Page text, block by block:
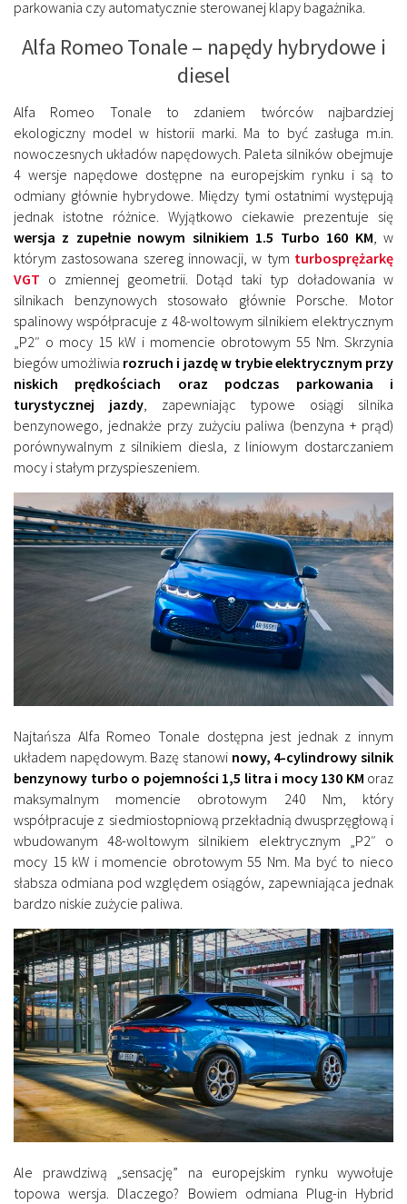
parkowania czy automatycznie sterowanej klapy bagażnika.
Alfa Romeo Tonale – napędy hybrydowe i
diesel
Alfa Romeo Tonale to zdaniem twórców najbardziej
ekologiczny model w historii marki. Ma to być zasługa m.in.
nowoczesnych układów napędowych. Paleta silników obejmuje
4 wersje napędowe dostępne na europejskim rynku i są to
odmiany głównie hybrydowe. Między tymi ostatnimi występują
jednak istotne różnice. Wyjątkowo ciekawie prezentuje się
wersja z zupełnie nowym silnikiem 1.5 Turbo 160 KM, w
którym zastosowana szereg innowacji, w tym turbosprężarkę
VGT o zmiennej geometrii. Dotąd taki typ doładowania w
silnikach benzynowych stosowało głównie Porsche. Motor
spalinowy współpracuje z 48-woltowym silnikiem elektrycznym
„P2″ o mocy 15 kW i momencie obrotowym 55 Nm. Skrzynia
biegów umożliwia rozruch i jazdę w trybie elektrycznym przy
niskich prędkościach oraz podczas parkowania i
turystycznej jazdy, zapewniając typowe osiągi silnika
benzynowego, jednakże przy zużyciu paliwa (benzyna + prąd)
porównywalnym z silnikiem diesla, z liniowym dostarczaniem
mocy i stałym przyspieszeniem.
Najtańsza Alfa Romeo Tonale dostępna jest jednak z innym
układem napędowym. Bazę stanowi nowy, 4-cylindrowy silnik
benzynowy turbo o pojemności 1,5 litra i mocy 130 KM oraz
maksymalnym momencie obrotowym 240 Nm, który
współpracuje z siedmiostopniową przekładnią dwusprzęgłową i
wbudowanym 48-woltowym silnikiem elektrycznym „P2″ o
mocy 15 kW i momencie obrotowym 55 Nm. Ma być to nieco
słabsza odmiana pod względem osiągów, zapewniająca jednak
bardzo niskie zużycie paliwa.
Ale prawdziwą „sensację” na europejskim rynku wywołuje
topowa wersja. Dlaczego? Bowiem odmiana Plug-in Hybrid